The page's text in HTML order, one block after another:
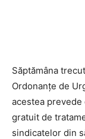
Săptămâna
Ordonanțe de
acestea prevede
gratuit de
sindicatelor din